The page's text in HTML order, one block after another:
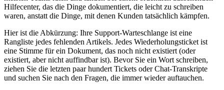
Hilfecenter, das die Dinge dokumentiert, die leicht zu schreiben
waren, anstatt die Dinge, mit denen Kunden tatsächlich kämpfen.
Hier ist die Abkürzung: Ihre Support-Warteschlange ist eine
Rangliste jedes fehlenden Artikels. Jedes Wiederholungsticket ist
eine Stimme für ein Dokument, das noch nicht existiert (oder
existiert, aber nicht auffindbar ist). Bevor Sie ein Wort schreiben,
ziehen Sie die letzten paar hundert Tickets oder Chat-Transkripte
und suchen Sie nach den Fragen, die immer wieder auftauchen.